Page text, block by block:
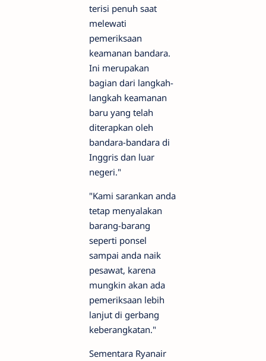
terisi penuh saat
melewati
pemeriksaan
keamanan bandara.
Ini merupakan
bagian dari langkah-
langkah keamanan
baru yang telah
diterapkan oleh
bandara-bandara di
Inggris dan luar
negeri."
"Kami sarankan anda
tetap menyalakan
barang-barang
seperti ponsel
sampai anda naik
pesawat, karena
mungkin akan ada
pemeriksaan lebih
lanjut di gerbang
keberangkatan."
Sementara Ryanair